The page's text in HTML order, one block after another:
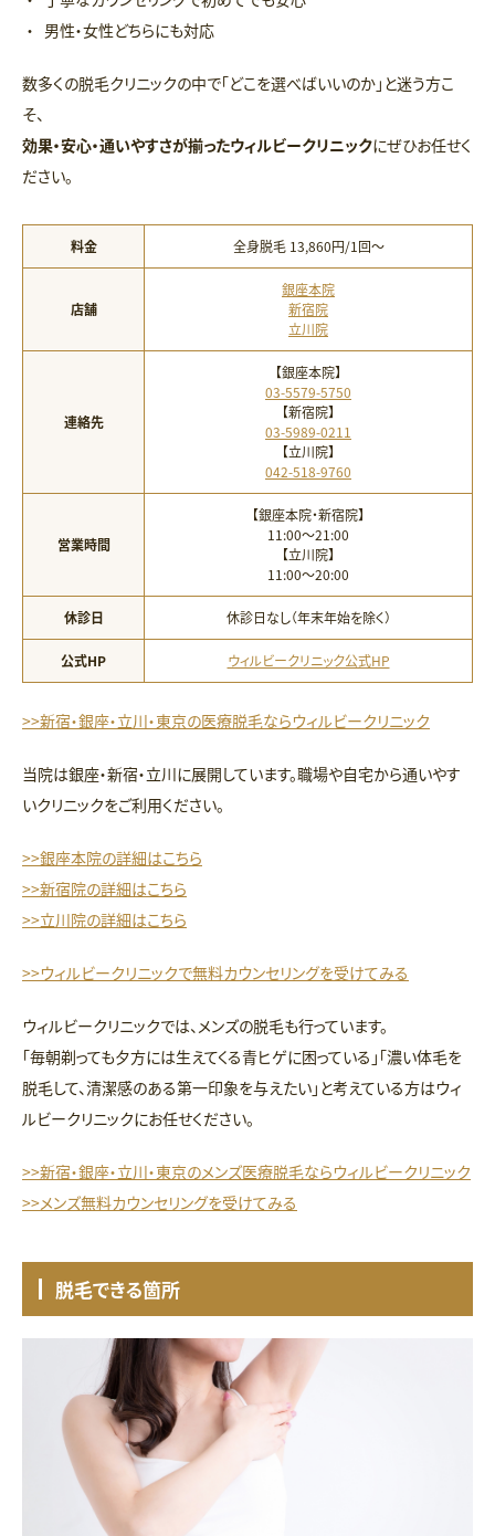
男性・女性どちらにも対応
数多くの脱毛クリニックの中で「どこを選べばいいのか」と迷う方こ
そ、
効果・安心・通いやすさが揃ったウィルビークリニックにぜひお任せく
ださい。
料金 全身脱毛 13,860円/1回〜
店舗
銀座本院
新宿院
立川院
連絡先
【銀座本院】
03-5579-5750
【新宿院】
03-5989-0211
【立川院】
042-518-9760
営業時間
【銀座本院・新宿院】
11:00〜21:00
【立川院】
11:00〜20:00
休診日 休診日なし（年末年始を除く）
公式HP ウィルビークリニック公式HP
>>新宿・銀座・立川・東京の医療脱毛ならウィルビークリニック
当院は銀座・新宿・立川に展開しています。職場や自宅から通いやす
いクリニックをご利用ください。
>>銀座本院の詳細はこちら
>>新宿院の詳細はこちら
>>立川院の詳細はこちら
>>ウィルビークリニックで無料カウンセリングを受けてみる
ウィルビークリニックでは、メンズの脱毛も行っています。
「毎朝剃っても夕方には生えてくる青ヒゲに困っている」「濃い体毛を
脱毛して、清潔感のある第一印象を与えたい」と考えている方はウィ
ルビークリニックにお任せください。
>>新宿・銀座・立川・東京のメンズ医療脱毛ならウィルビークリニック
>>メンズ無料カウンセリングを受けてみる
脱毛できる箇所